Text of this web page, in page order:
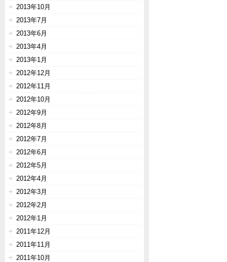
2013年10月
2013年7月
2013年6月
2013年4月
2013年1月
2012年12月
2012年11月
2012年10月
2012年9月
2012年8月
2012年7月
2012年6月
2012年5月
2012年4月
2012年3月
2012年2月
2012年1月
2011年12月
2011年11月
2011年10月